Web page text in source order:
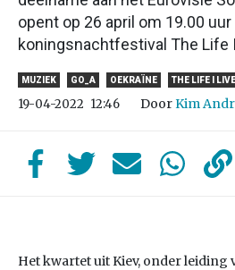
opent op 26 april om 19.00
koningsnachtfestival The Life
MUZIEK GO_A OEKRAÏNE THE LIFE I LIVE
19-04-2022 12:46 DoorKim
Het kwartet uit Kiev, onder